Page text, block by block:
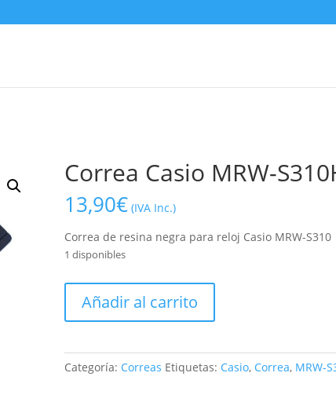
Correa Casio MRW-
13,90€ (IVA Inc.)
Correa de resina negra para reloj Casio MRW-S310
1 disponibles
Casio
MRW-
cantidad
Añadir al carrito
Categoría: Correas Etiquetas: Casio, Correa, MRW-